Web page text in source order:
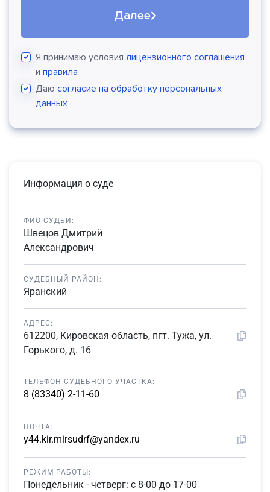
Далее
Я принимаю условия лицензионного соглашения
и правила
Даю согласие на обработку персональных
данных
Информация о суде
ФИО СУДЬИ:
Швецов Дмитрий
Александрович
СУДЕБНЫЙ РАЙОН:
Яранский
АДРЕС:
612200, Кировская область, пгт. Тужа, ул.
Горького, д. 16
ТЕЛЕФОН СУДЕБНОГО УЧАСТКА:
8 (83340) 2-11-60
ПОЧТА:
y44.kir.mirsudrf@yandex.ru
РЕЖИМ РАБОТЫ:
Понедельник - четверг: с 8-00 до 17-00